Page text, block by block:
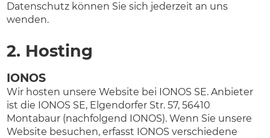
Datenschutz können Sie sich jederzeit an uns
wenden.
2. Hosting
IONOS
Wir hosten unsere Website bei IONOS SE. Anbieter
ist die IONOS SE, Elgendorfer Str. 57, 56410
Montabaur (nachfolgend IONOS). Wenn Sie unsere
Website besuchen, erfasst IONOS verschiedene